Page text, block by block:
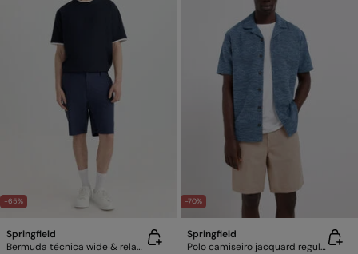
-65%
Springfield
Bermuda técnica wide & relaxed fit
-70%
Springfield
Polo camiseiro jacquard regular fit